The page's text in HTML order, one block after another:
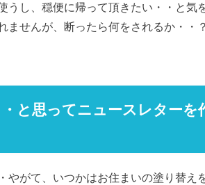
うし、穏便に帰って頂きたい・・と気
ませんが、断ったら何をされるか・・
と思ってニュースレターを
がて、いつかはお住まいの塗り替え